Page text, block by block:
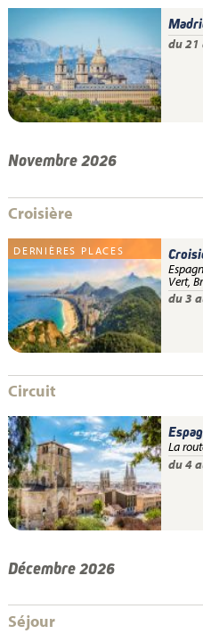
du 21
Novembre 2026
Croisière
DERNIÈRES PLACES
Vert,
du 3
Circuit
La
du 4
Décembre 2026
Séjour